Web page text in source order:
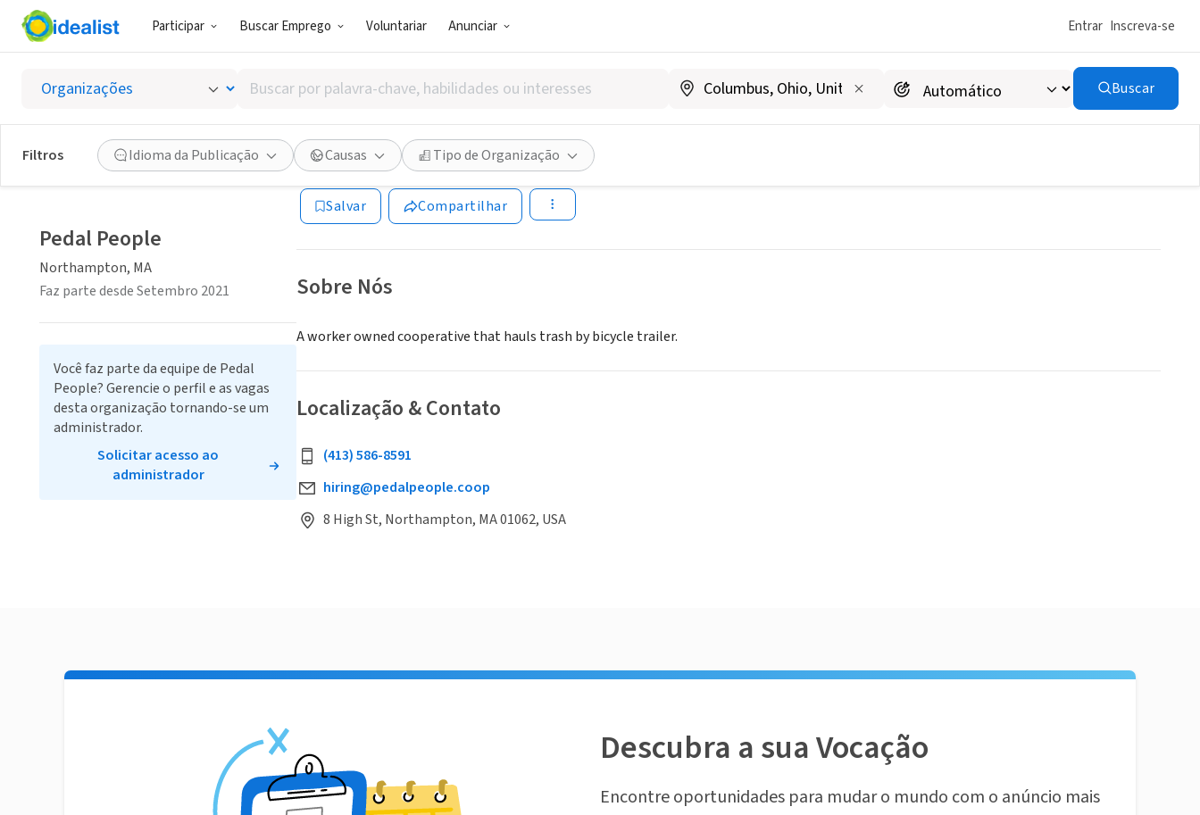
Participar Buscar Emprego Voluntariar Anunciar Entrar Inscreva-se
Buscar
por
palavra-
chave,
habilidades
ou
interesses
Buscar
Filtros Idioma da Publicação Causas Tipo de Organização
Pedal People
Northampton, MA www.pedalpeople.coop/index.php
Salvar Compartilhar
Sobre Nós
A worker owned cooperative that hauls trash by bicycle trailer.
Localização & Contato
(413) 586-8591
hiring@pedalpeople.coop
8 High St, Northampton, MA 01062, USA
Pedal People
Northampton, MA
Faz parte desde Setembro 2021
Você faz parte da equipe de Pedal
People? Gerencie o perfil e as vagas
desta organização tornando-se um
administrador.
Solicitar acesso ao
administrador
Descubra a sua Vocação
Encontre oportunidades para mudar o mundo com o anúncio mais